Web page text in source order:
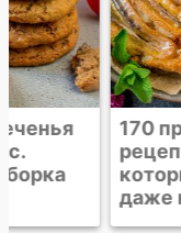
170 простых
рецептов
которыми
даже новичок